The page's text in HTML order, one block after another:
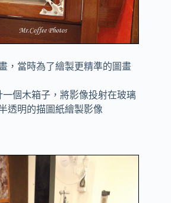
，當時為了繪製更精準的圖畫
一個木箱子，將影像投射在玻璃
透明的描圖紙繪製影像